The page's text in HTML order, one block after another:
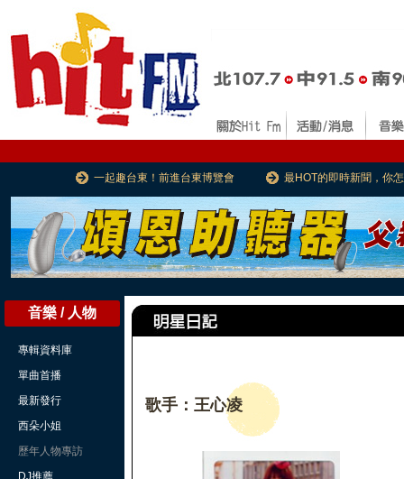
一起趣台東！前進台東博覽會 最HOT的即時新聞，你
音樂 / 人物
專輯資料庫
單曲首播
最新發行
西朵小姐
歷年人物專訪
DJ推薦
歌手：王心凌